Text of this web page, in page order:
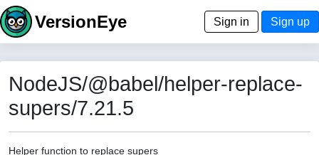
VersionEye Sign in Sign up
NodeJS/@babel/helper-replace-
supers/7.21.5
Helper function to replace supers